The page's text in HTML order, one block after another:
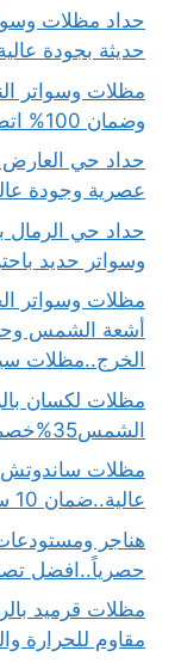
حداد مظلات
حديثة بجودة
مظلات وسواتر
وضمان 100% اتصل الان
حداد حي
عصرية وجودة عالية 99% وأسعار
وسواتر حديد باحترافية 100%
أشعة الشمس
الخرج..مظلات
مظلات لكسان
الشمس35%خصم فوري..ضمان 10 سنوات..اتصل الان
مظلات ساندوتش
عالية..ضمان 10 سنوات..مقاول تركيب ساندوتش بانل
حصرياً..افضل
مقاوم للحرارة